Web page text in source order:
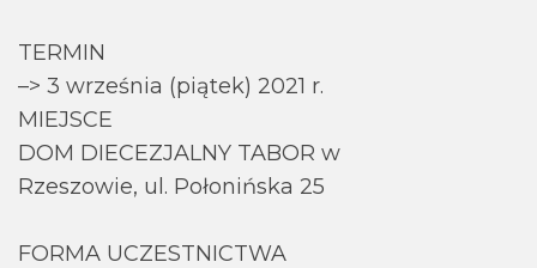
TERMIN
–> 3 września (piątek) 2021 r.
MIEJSCE
DOM DIECEZJALNY TABOR w
Rzeszowie, ul. Połonińska 25
FORMA UCZESTNICTWA